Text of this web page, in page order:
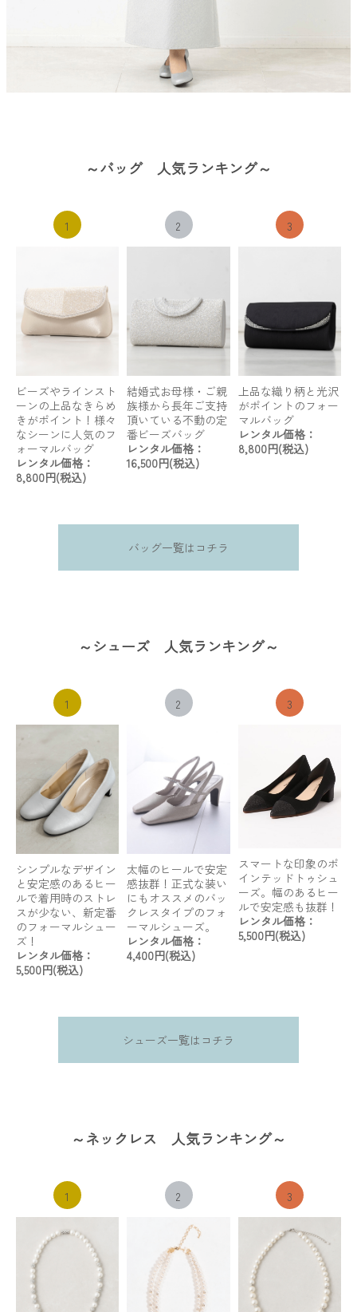
～バッグ 人気ランキング～
1
ビーズやラインスト
ーンの上品なきらめ
きがポイント！様々
なシーンに人気のフ
ォーマルバッグ
レンタル価格：
8,800円(税込)
2
結婚式お母様・ご親
族様から長年ご支持
頂いている不動の定
番ビーズバッグ
レンタル価格：
16,500円(税込)
3
上品な織り柄と光沢
がポイントのフォー
マルバッグ
レンタル価格：
8,800円(税込)
バッグ一覧はコチラ
～シューズ 人気ランキング～
1
シンプルなデザイン
と安定感のあるヒー
ルで着用時のストレ
スが少ない、新定番
のフォーマルシュー
ズ！
レンタル価格：
5,500円(税込)
2
太幅のヒールで安定
感抜群！正式な装い
にもオススメのバッ
クレスタイプのフォ
ーマルシューズ。
レンタル価格：
4,400円(税込)
3
スマートな印象のポ
インテッドトゥシュ
ーズ。幅のあるヒー
ルで安定感も抜群！
レンタル価格：
5,500円(税込)
シューズ一覧はコチラ
～ネックレス 人気ランキング～
1 2 3